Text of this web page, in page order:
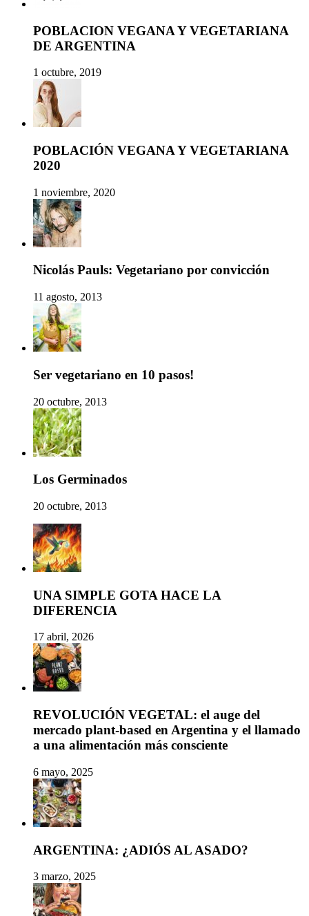
POBLACION VEGANA Y VEGETARIANA
DE ARGENTINA
1 octubre, 2019
POBLACIÓN VEGANA Y VEGETARIANA
2020
1 noviembre, 2020
Nicolás Pauls: Vegetariano por convicción
11 agosto, 2013
Ser vegetariano en 10 pasos!
20 octubre, 2013
Los Germinados
20 octubre, 2013
UNA SIMPLE GOTA HACE LA
DIFERENCIA
17 abril, 2026
REVOLUCIÓN VEGETAL: el auge del
mercado plant-based en Argentina y el llamado
a una alimentación más consciente
6 mayo, 2025
ARGENTINA: ¿ADIÓS AL ASADO?
3 marzo, 2025